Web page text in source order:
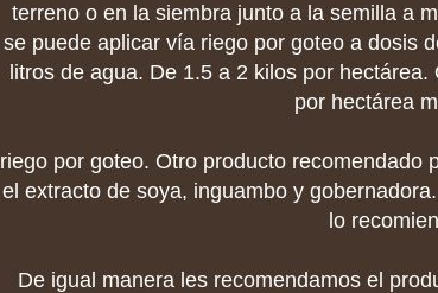
terreno o en la siembra junto a la semilla a
se puede aplicar vía riego por goteo a dosis
litros de agua. De 1.5 a 2 kilos por
por hectárea
riego por goteo. Otro producto recomendado
el extracto de soya, inguambo y
lo
De igual manera les recomendamos el